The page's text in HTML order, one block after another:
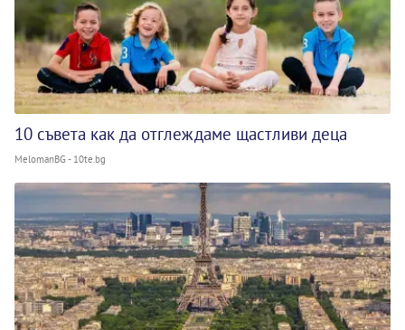
10 съвета как да отглеждаме щастливи деца
MelomanBG - 10te.bg